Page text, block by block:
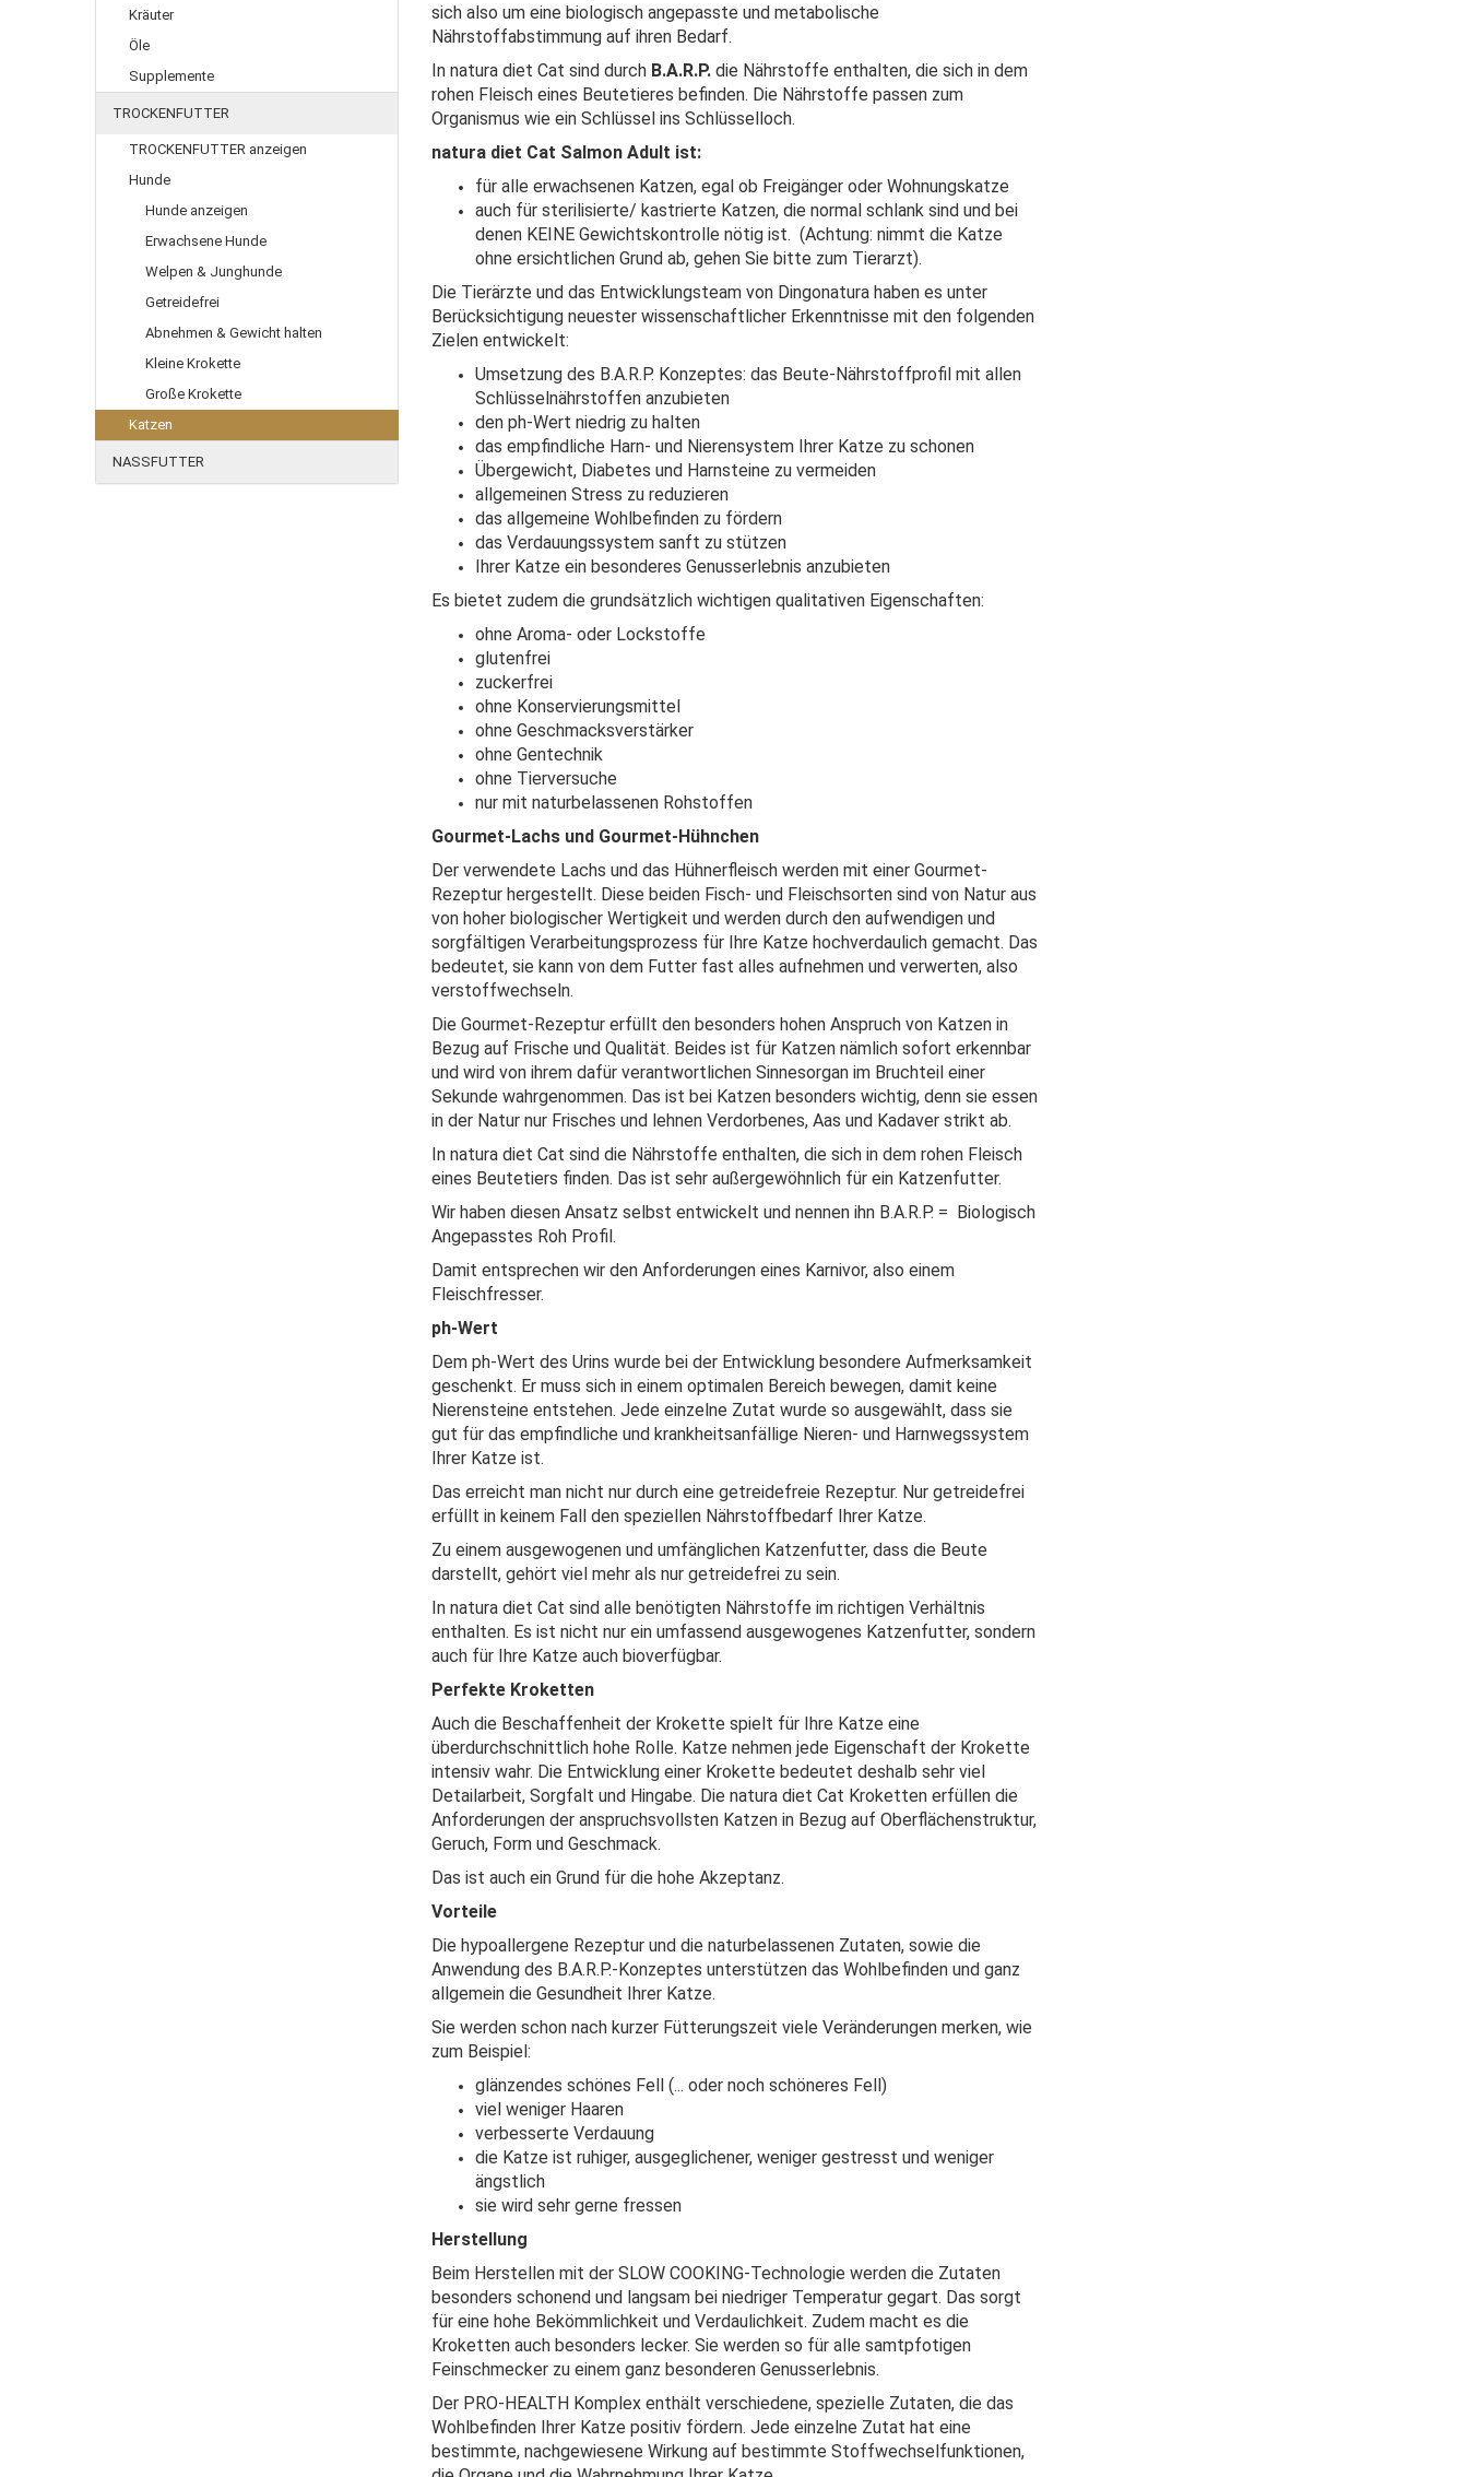
sich also um eine biologisch angepasste und metabolische
Nährstoffabstimmung auf ihren Bedarf.
In natura diet Cat sind durch B.A.R.P. die Nährstoffe enthalten, die sich in dem
rohen Fleisch eines Beutetieres befinden. Die Nährstoffe passen zum
Organismus wie ein Schlüssel ins Schlüsselloch.
natura diet Cat Salmon Adult ist:
für alle erwachsenen Katzen, egal ob Freigänger oder Wohnungskatze
auch für sterilisierte/ kastrierte Katzen, die normal schlank sind und bei
denen KEINE Gewichtskontrolle nötig ist. (Achtung: nimmt die Katze
ohne ersichtlichen Grund ab, gehen Sie bitte zum Tierarzt).
Die Tierärzte und das Entwicklungsteam von Dingonatura haben es unter
Berücksichtigung neuester wissenschaftlicher Erkenntnisse mit den folgenden
Zielen entwickelt:
Umsetzung des B.A.R.P. Konzeptes: das Beute-Nährstoffprofil mit allen
Schlüsselnährstoffen anzubieten
den ph-Wert niedrig zu halten
das empfindliche Harn- und Nierensystem Ihrer Katze zu schonen
Übergewicht, Diabetes und Harnsteine zu vermeiden
allgemeinen Stress zu reduzieren
das allgemeine Wohlbefinden zu fördern
das Verdauungssystem sanft zu stützen
Ihrer Katze ein besonderes Genusserlebnis anzubieten
Es bietet zudem die grundsätzlich wichtigen qualitativen Eigenschaften:
ohne Aroma- oder Lockstoffe
glutenfrei
zuckerfrei
ohne Konservierungsmittel
ohne Geschmacksverstärker
ohne Gentechnik
ohne Tierversuche
nur mit naturbelassenen Rohstoffen
Gourmet-Lachs und Gourmet-Hühnchen
Der verwendete Lachs und das Hühnerfleisch werden mit einer Gourmet-
Rezeptur hergestellt. Diese beiden Fisch- und Fleischsorten sind von Natur aus
von hoher biologischer Wertigkeit und werden durch den aufwendigen und
sorgfältigen Verarbeitungsprozess für Ihre Katze hochverdaulich gemacht. Das
bedeutet, sie kann von dem Futter fast alles aufnehmen und verwerten, also
verstoffwechseln.
Die Gourmet-Rezeptur erfüllt den besonders hohen Anspruch von Katzen in
Bezug auf Frische und Qualität. Beides ist für Katzen nämlich sofort erkennbar
und wird von ihrem dafür verantwortlichen Sinnesorgan im Bruchteil einer
Sekunde wahrgenommen. Das ist bei Katzen besonders wichtig, denn sie essen
in der Natur nur Frisches und lehnen Verdorbenes, Aas und Kadaver strikt ab.
In natura diet Cat sind die Nährstoffe enthalten, die sich in dem rohen Fleisch
eines Beutetiers finden. Das ist sehr außergewöhnlich für ein Katzenfutter.
Wir haben diesen Ansatz selbst entwickelt und nennen ihn B.A.R.P. = Biologisch
Angepasstes Roh Profil.
Damit entsprechen wir den Anforderungen eines Karnivor, also einem
Fleischfresser.
ph-Wert
Dem ph-Wert des Urins wurde bei der Entwicklung besondere Aufmerksamkeit
geschenkt. Er muss sich in einem optimalen Bereich bewegen, damit keine
Nierensteine entstehen. Jede einzelne Zutat wurde so ausgewählt, dass sie
gut für das empfindliche und krankheitsanfällige Nieren- und Harnwegssystem
Ihrer Katze ist.
Das erreicht man nicht nur durch eine getreidefreie Rezeptur. Nur getreidefrei
erfüllt in keinem Fall den speziellen Nährstoffbedarf Ihrer Katze.
Zu einem ausgewogenen und umfänglichen Katzenfutter, dass die Beute
darstellt, gehört viel mehr als nur getreidefrei zu sein.
In natura diet Cat sind alle benötigten Nährstoffe im richtigen Verhältnis
enthalten. Es ist nicht nur ein umfassend ausgewogenes Katzenfutter, sondern
auch für Ihre Katze auch bioverfügbar.
Perfekte Kroketten
Auch die Beschaffenheit der Krokette spielt für Ihre Katze eine
überdurchschnittlich hohe Rolle. Katze nehmen jede Eigenschaft der Krokette
intensiv wahr. Die Entwicklung einer Krokette bedeutet deshalb sehr viel
Detailarbeit, Sorgfalt und Hingabe. Die natura diet Cat Kroketten erfüllen die
Anforderungen der anspruchsvollsten Katzen in Bezug auf Oberflächenstruktur,
Geruch, Form und Geschmack.
Das ist auch ein Grund für die hohe Akzeptanz.
Vorteile
Die hypoallergene Rezeptur und die naturbelassenen Zutaten, sowie die
Anwendung des B.A.R.P.-Konzeptes unterstützen das Wohlbefinden und ganz
allgemein die Gesundheit Ihrer Katze.
Sie werden schon nach kurzer Fütterungszeit viele Veränderungen merken, wie
zum Beispiel:
glänzendes schönes Fell (... oder noch schöneres Fell)
viel weniger Haaren
verbesserte Verdauung
die Katze ist ruhiger, ausgeglichener, weniger gestresst und weniger
ängstlich
sie wird sehr gerne fressen
Herstellung
Beim Herstellen mit der SLOW COOKING-Technologie werden die Zutaten
besonders schonend und langsam bei niedriger Temperatur gegart. Das sorgt
für eine hohe Bekömmlichkeit und Verdaulichkeit. Zudem macht es die
Kroketten auch besonders lecker. Sie werden so für alle samtpfotigen
Feinschmecker zu einem ganz besonderen Genusserlebnis.
Der PRO-HEALTH Komplex enthält verschiedene, spezielle Zutaten, die das
Wohlbefinden Ihrer Katze positiv fördern. Jede einzelne Zutat hat eine
bestimmte, nachgewiesene Wirkung auf bestimmte Stoffwechselfunktionen,
Kräuter
Öle
Supplemente
TROCKENFUTTER
TROCKENFUTTER anzeigen
Hunde
Hunde anzeigen
Erwachsene Hunde
Welpen & Junghunde
Getreidefrei
Abnehmen & Gewicht halten
Kleine Krokette
Große Krokette
Katzen
NASSFUTTER